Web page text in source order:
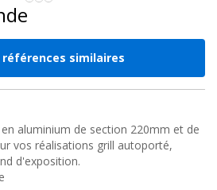
références similaires
aluminium de section 220mm et de
vos réalisations grill autoporté,
d'exposition.